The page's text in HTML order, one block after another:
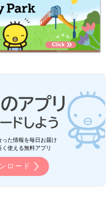
た情報を毎日お届け
使える無料アプリ
ロード